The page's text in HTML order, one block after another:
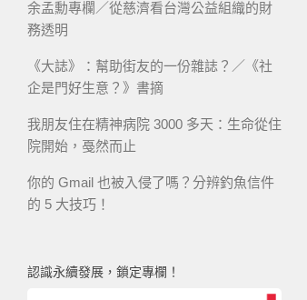
余孟勳專欄／從慈濟看台灣公益組織的財
務透明
《大誌》：幫助街友的一份雜誌？／《社
企是門好生意？》書摘
我朋友住在精神病院 3000 多天：生命從住
院開始，戞然而止
你的 Gmail 也被入侵了嗎？分辨釣魚信件
的 5 大技巧！
認識永續發展，鎖定專欄！